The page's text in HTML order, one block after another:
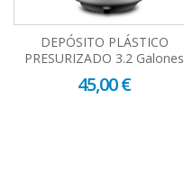
DEPÓSITO PLÁSTICO
PRESURIZADO 3.2 Galones
45,00 €